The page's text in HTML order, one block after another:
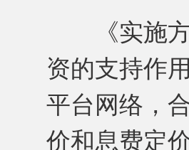
《实施方
资的支持作
平台网络，
价和息费定